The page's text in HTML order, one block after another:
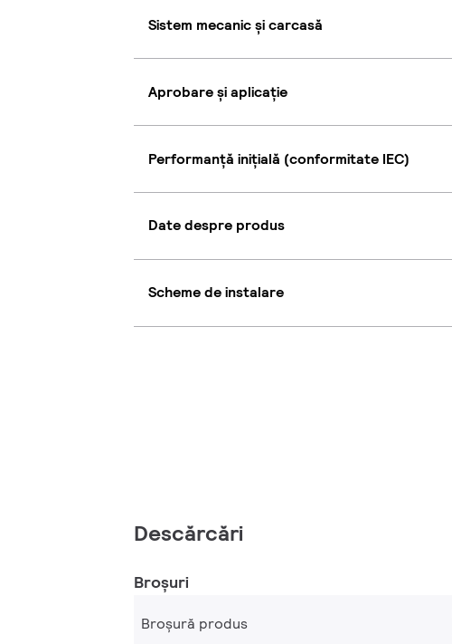
Sistem mecanic și carcasă
Aprobare și aplicație
Performanță inițială (conformitate IEC)
Date despre produs
Scheme de instalare
Descărcări
Broșuri
Broșură produs